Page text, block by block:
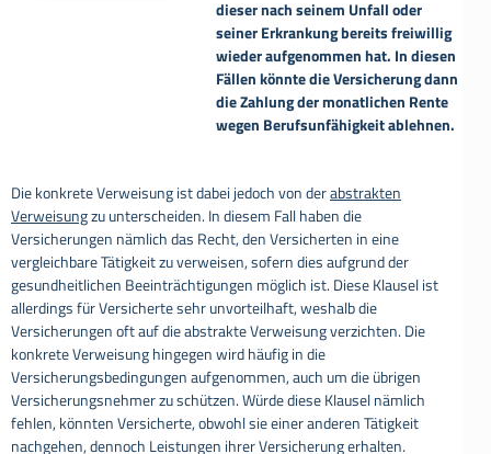
dieser nach seinem Unfall oder
seiner Erkrankung bereits freiwillig
wieder aufgenommen hat. In diesen
Fällen könnte die Versicherung dann
die Zahlung der monatlichen Rente
wegen Berufsunfähigkeit ablehnen.
Die konkrete Verweisung ist dabei jedoch von derabstrakten
Verweisungzu unterscheiden. In diesem Fall haben die
Versicherungen nämlich das Recht, den Versicherten in eine
vergleichbare Tätigkeit zu verweisen, sofern dies aufgrund der
gesundheitlichen Beeinträchtigungen möglich ist. Diese Klausel ist
allerdings für Versicherte sehr unvorteilhaft, weshalb die
Versicherungen oft auf die abstrakte Verweisung verzichten. Die
konkrete Verweisung hingegen wird häufig in die
Versicherungsbedingungen aufgenommen, auch um die übrigen
Versicherungsnehmer zu schützen. Würde diese Klausel nämlich
fehlen, könnten Versicherte, obwohl sie einer anderen Tätigkeit
nachgehen, dennoch Leistungen ihrer Versicherung erhalten.